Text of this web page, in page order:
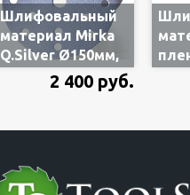
Шлифовальный
материал Mirka
Q.Silver Ø150мм,
P1200, 15 отв., 50
2 400 руб.